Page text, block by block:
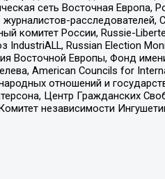
сеть Восточная Европа,
комитет России, Russie-
Russian Election
Восточной Европы, Фонд
American Councils for
отношений и
Центр Гражданских
независимости